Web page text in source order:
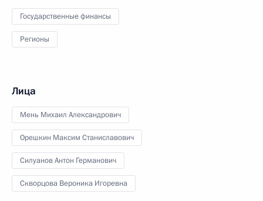
Государственные финансы
Регионы
Лица
Мень Михаил Александрович
Орешкин Максим Станиславович
Силуанов Антон Германович
Скворцова Вероника Игоревна